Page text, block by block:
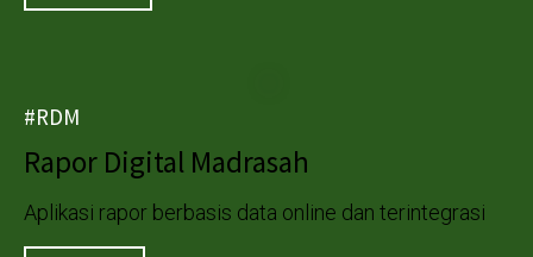
#RDM
Rapor Digital Madrasah
Aplikasi rapor berbasis data online dan terintegrasi